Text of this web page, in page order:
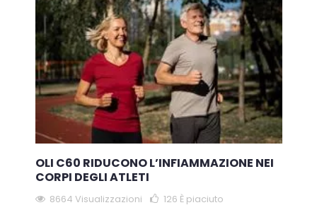
OLI C60 RIDUCONO L’INFIAMMAZIONE NEI
CORPI DEGLI ATLETI
8664 Visualizzazioni 126 È piaciuto